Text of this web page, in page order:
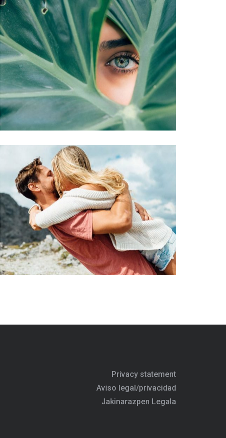
Privacy statement
Aviso legal/privacidad
Jakinarazpen Legala